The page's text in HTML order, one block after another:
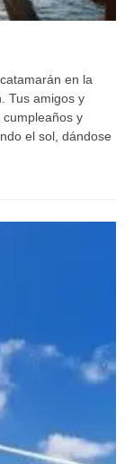
en la
Tus amigos y
y
el sol, dándose